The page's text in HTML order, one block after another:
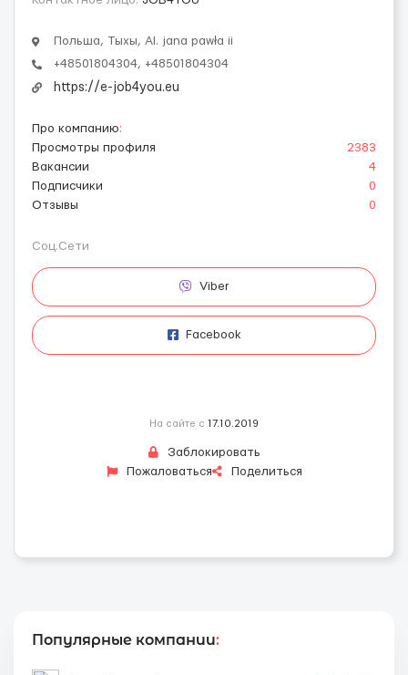
Польша, Тыхы, Al. jana pawła ii
+48501804304, +48501804304
https://e-job4you.eu
Про компанию:
Просмотры профиля
2383
Вакансии
4
Подписчики
0
Отзывы
0
Соц.Сети
Viber
Facebook
На сайте с 17.10.2019
Заблокировать
Пожаловаться
Поделиться
Популярные компании: